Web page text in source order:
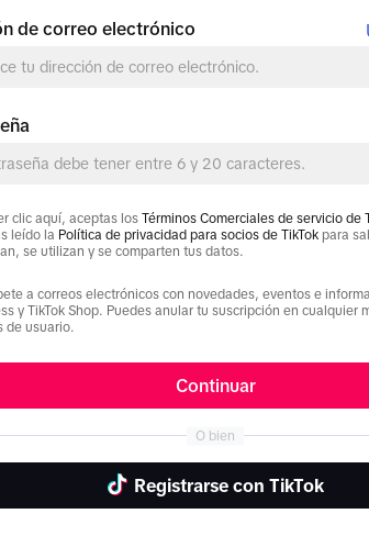
sales.
Con un
familiar,
de correo electrónico
clic aquí, aceptas los Términos Comerciales de servicio de
leído la Política de privacidad para socios de TikTokpara
se utilizan y se comparten tus datos.
a correos electrónicos con novedades, eventos e
y TikTok Shop. Puedes anular tu suscripción en cualquier
de usuario.
Continuar
O bien
Registrarse con TikTok